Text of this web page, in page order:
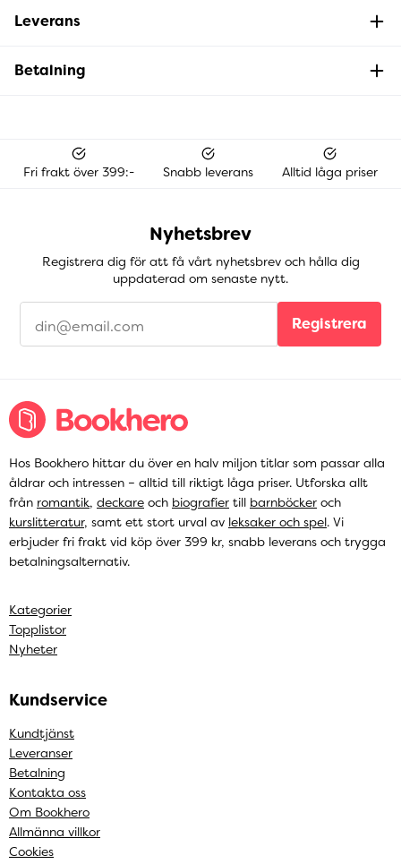
Leverans
Betalning
Fri frakt över 399:- Snabb leverans Alltid låga priser
Nyhetsbrev
Registrera dig för att få vårt nyhetsbrev och hålla dig
uppdaterad om senaste nytt.
Registrera
Hos Bookhero hittar du över en halv miljon titlar som passar alla
åldrar och intressen – alltid till riktigt låga priser. Utforska allt
från romantik, deckare och biografier till barnböcker och
kurslitteratur, samt ett stort urval av leksaker och spel. Vi
erbjuder fri frakt vid köp över 399 kr, snabb leverans och trygga
betalningsalternativ.
Kategorier
Topplistor
Nyheter
Kundservice
Kundtjänst
Leveranser
Betalning
Kontakta oss
Om Bookhero
Allmänna villkor
Cookies